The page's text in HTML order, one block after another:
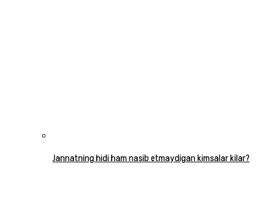
Jannatning hidi ham nasib etmaydigan kimsalar kilar?